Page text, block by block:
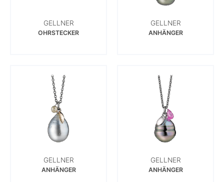
GELLNER
OHRSTECKER
GELLNER
ANHÄNGER
GELLNER
ANHÄNGER
GELLNER
ANHÄNGER